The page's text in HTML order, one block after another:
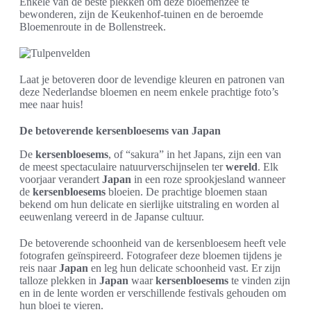
bewonderen, zijn de Keukenhof-tuinen en de beroemde
Bloemenroute in de Bollenstreek.
Laat je betoveren door de levendige kleuren en patronen van
deze Nederlandse bloemen en neem enkele prachtige foto’s
mee naar huis!
De betoverende kersenbloesems van Japan
De kersenbloesems, of “sakura” in het Japans, zijn een van
de meest spectaculaire natuurverschijnselen terwereld. Elk
voorjaar verandert Japan in een roze sprookjesland wanneer
de kersenbloesems bloeien. De prachtige bloemen staan
bekend om hun delicate en sierlijke uitstraling en worden al
eeuwenlang vereerd in de Japanse cultuur.
De betoverende schoonheid van de kersenbloesem heeft vele
fotografen geïnspireerd. Fotografeer deze bloemen tijdens je
reis naarJapan en leg hun delicate schoonheid vast. Er zijn
talloze plekken in Japan waarkersenbloesems te vinden zijn
en in de lente worden er verschillende festivals gehouden om
hun bloei te vieren.